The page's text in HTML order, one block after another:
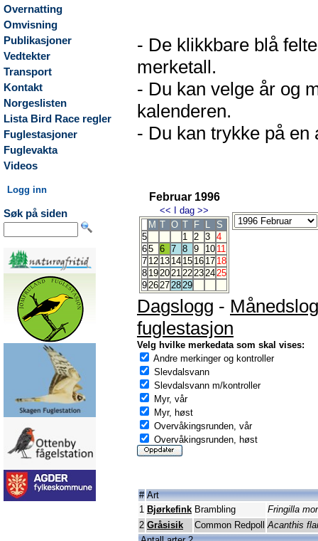
Overnatting
Omvisning
Publikasjoner
Vedtekter
Transport
Kontakt
Norgeslisten
Lista Bird Race regler
Fuglestasjoner
Fuglevakta
Videos
Logg inn
Søk på siden
- De klikkbare blå
merketall.
- Du kan velge år og
kalenderen.
- Du kan trykke på en
Februar 1996
<< I dag >>
M T O T F L
S
5
1 2 3 4
65 6 7 8 9 10 11
7 12 13 14 15 16 17 18
8 19202122232425
926272829
Dagslogg -
fuglestasjon
Velg hvilke merkedata som skal vises:
Andre merkinger og kontroller
Slevdalsvann
Slevdalsvann m/kontroller
Myr, vår
Myr, høst
Overvåkingsrunden, vår
Overvåkingsrunden, høst
# Art
1 Bjørkefink Brambling
Fringilla
2 Gråsisik Common Redpoll
Acanthis